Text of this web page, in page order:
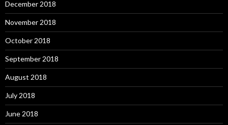
December 2018
November 2018
October 2018
September 2018
August 2018
July 2018
June 2018